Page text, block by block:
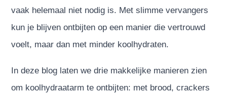
vaak helemaal niet nodig is. Met slimme vervangers
kun je blijven ontbijten op een manier die vertrouwd
voelt, maar dan met minder koolhydraten.
In deze blog laten we drie makkelijke manieren zien
om koolhydraatarm te ontbijten: met brood, crackers